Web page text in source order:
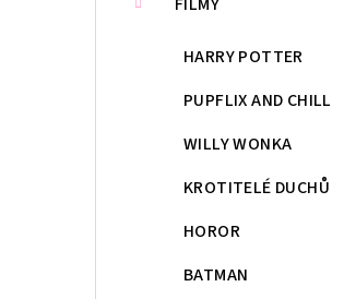
HARRY POTTER
PUPFLIX AND CHILL
WILLY WONKA
KROTITELÉ DUCHŮ
HOROR
BATMAN